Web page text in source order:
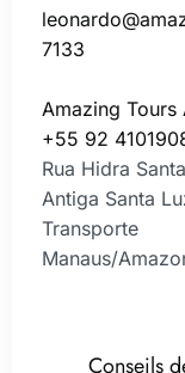
7133
Amazing Tours
+55 92
Rua Hidra
Antiga Santa
Transporte
Manaus/
Conseils